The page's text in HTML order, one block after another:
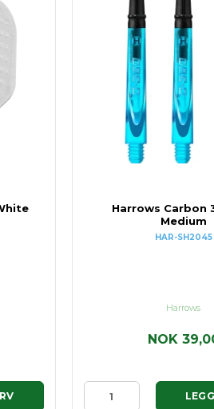
Harrows Carbon
Medium
HAR-SH2045
Harrows
NOK